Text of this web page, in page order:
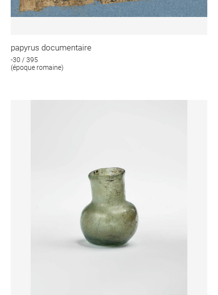
papyrus documentaire
-30 / 395
(époque romaine)